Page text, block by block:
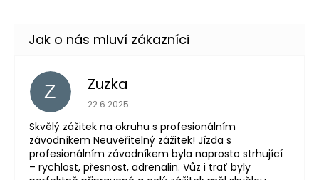
Z Zuzka
Hodnocení obchodu je 5 z 5 hvězdiček.
22.6.2025
Skvělý zážitek na okruhu s profesionálním
závodníkem Neuvěřitelný zážitek! Jízda s
profesionálním závodníkem byla naprosto strhující
– rychlost, přesnost, adrenalin. Vůz i trať byly